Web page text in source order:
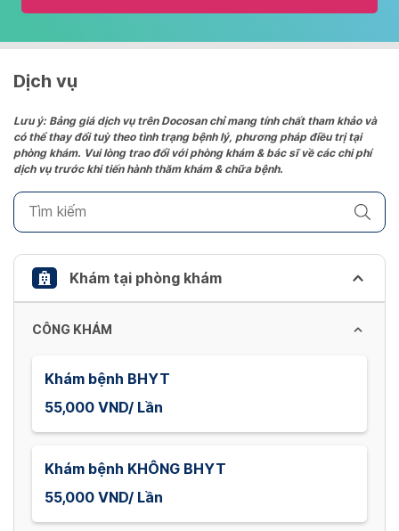
and
date.
the
question
mark
to
keyboard
shortcuts
changing
Dịch vụ
Lưu ý: Bảng giá dịch vụ trên Docosan chỉ mang tính chất tham khảo và
có thể thay đổi tuỳ theo tình trạng bệnh lý, phương pháp điều trị tại
phòng khám. Vui lòng trao đổi với phòng khám & bác sĩ về các chi phí
dịch vụ trước khi tiến hành thăm khám & chữa bệnh.
Khám tại phòng khám
CÔNG KHÁM
Khám bệnh BHYT
55,000 VND/ Lần
Khám bệnh KHÔNG BHYT
55,000 VND/ Lần